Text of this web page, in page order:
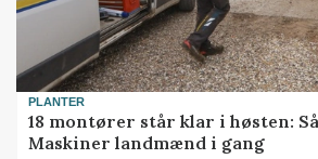
PLANTER
18 montører står klar i høsten:
Maskiner landmænd i gang